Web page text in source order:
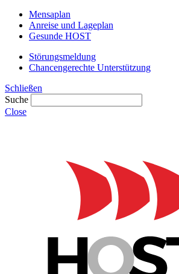
Mensaplan
Anreise und Lageplan
Gesunde HOST
Störungsmeldung
Chancengerechte Unterstützung
Schließen
Suche
Close